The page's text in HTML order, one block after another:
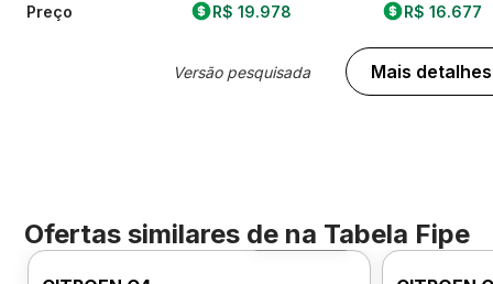
Preço R$ 19.978
Versão pesquisada
R$ 16.677
Mais detalhes
Ofertas similares de na Tabela Fipe
Foto 360º